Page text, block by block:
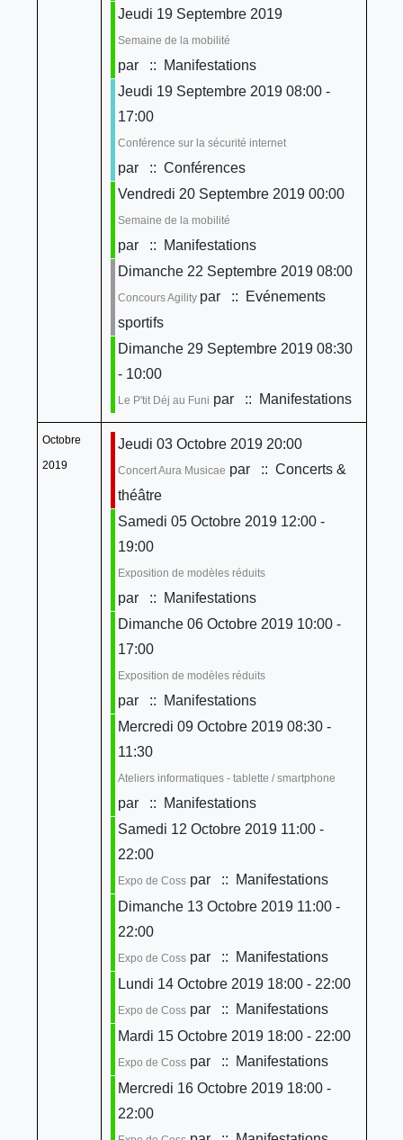
Jeudi 19 Septembre 2019
Semaine de la mobilité
par
:: Manifestations
Jeudi 19 Septembre 2019 08:00 -
17:00
Conférence sur la sécurité internet
par
:: Conférences
Vendredi 20 Septembre 2019 00:00
Semaine de la mobilité
par
:: Manifestations
Dimanche 22 Septembre 2019 08:00
Concours Agility par
:: Evénements
sportifs
Dimanche 29 Septembre 2019 08:30
- 10:00
Le P'tit Déj au Funi par :: Manifestations
Octobre
2019
Jeudi 03 Octobre 2019 20:00
Concert Aura Musicae par
:: Concerts &
théâtre
Samedi 05 Octobre 2019 12:00 -
19:00
Exposition de modèles réduits
par
:: Manifestations
Dimanche 06 Octobre 2019 10:00 -
17:00
Exposition de modèles réduits
par
:: Manifestations
Mercredi 09 Octobre 2019 08:30 -
11:30
Ateliers informatiques - tablette / smartphone
par
:: Manifestations
Samedi 12 Octobre 2019 11:00 -
22:00
Expo de Cosspar
:: Manifestations
Dimanche 13 Octobre 2019 11:00 -
22:00
Expo de Cosspar
:: Manifestations
Lundi 14 Octobre 2019 18:00 - 22:00
Expo de Cosspar
:: Manifestations
Mardi 15 Octobre 2019 18:00 - 22:00
Expo de Cosspar
:: Manifestations
Mercredi 16 Octobre 2019 18:00 -
22:00